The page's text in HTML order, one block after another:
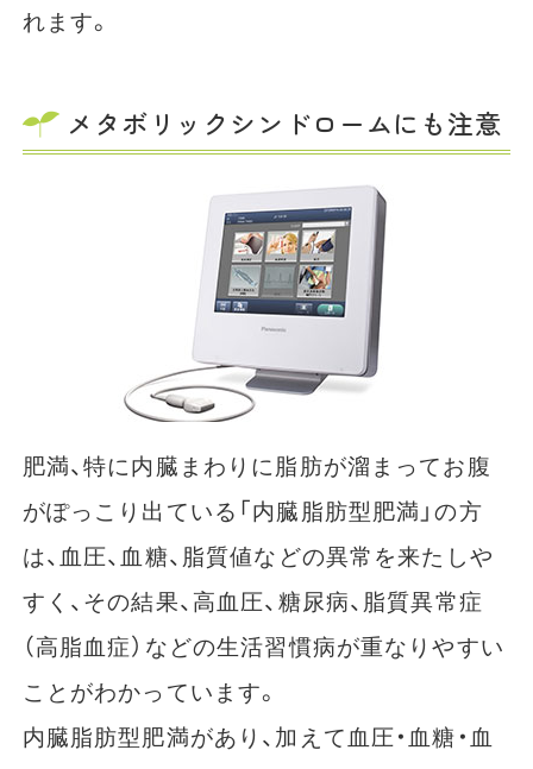
れます。
メタボリックシンドロームにも注意
肥満、特に内臓まわりに脂肪が溜まってお腹
がぽっこり出ている「内臓脂肪型肥満」の方
は、血圧、血糖、脂質値などの異常を来たしや
すく、その結果、高血圧、糖尿病、脂質異常症
（高脂血症）などの生活習慣病が重なりやすい
ことがわかっています。
内臓脂肪型肥満があり、加えて血圧・血糖・血